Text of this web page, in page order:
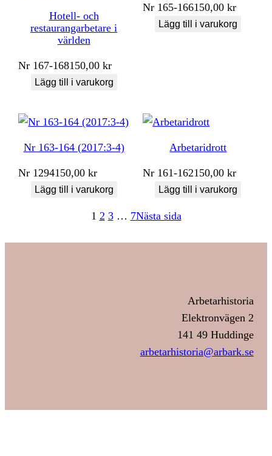
Hotell- och
restaurangarbetare i
världen
Nr 167-168150,00kr
Lägg till i varukorg
Nr 165-166150,00kr
Lägg till i varukorg
Nr 163-164 (2017:3-4)
Nr 1294150,00kr
Lägg till i varukorg
Arbetaridrott
Nr 161-162150,00kr
Lägg till i varukorg
1 2 3 … 7Nästa sida
Arbetarhistoria
Elektronvägen 2
141 49 Huddinge
arbetarhistoria@arbark.se